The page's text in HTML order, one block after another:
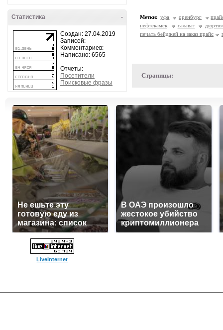
-
Статистика
Создан: 27.04.2019
Записей:
Комментариев:
Написано: 6565
Отчеты:
Посетители
Поисковые фразы
Метки: уфа оренбург
нефтекамск
салават
печать бейджей на заказ прайс
Страницы:
Не ешьте эту
готовую еду из
магазина: список
В ОАЭ произошло
жестокое убийство
криптомиллионера
LiveInternet